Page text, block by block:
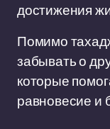
достижения
Помимо
забывать о
которые
равновесие и